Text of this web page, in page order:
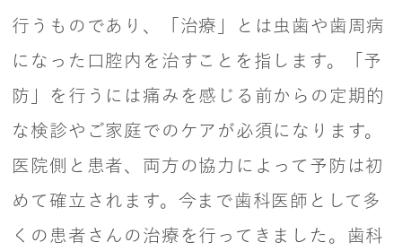
行うものであり、「治療」とは虫歯や歯周病
になった口腔内を治すことを指します。「予
防」を行うには痛みを感じる前からの定期的
な検診やご家庭でのケアが必須になります。
医院側と患者、両方の協力によって予防は初
めて確立されます。今まで歯科医師として多
くの患者さんの治療を行ってきました。歯科